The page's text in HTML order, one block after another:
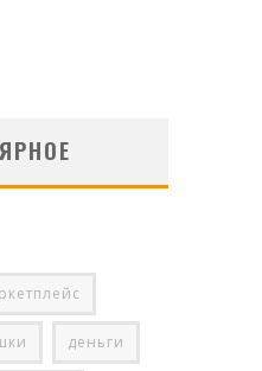
деньги